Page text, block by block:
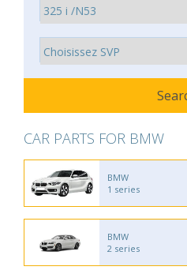
CAR PARTS FOR BMW
BMW
1 series
BMW
2 series